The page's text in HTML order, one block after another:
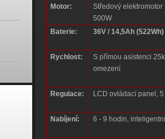
Motor:
Středový
500W
Baterie:
36V / 14,5Ah (522Wh)
Rychlost:
S přímou asistenci
omezení
Regulace: LCD ovládací panel,
Nabíjení: 6 - 9 hodin,